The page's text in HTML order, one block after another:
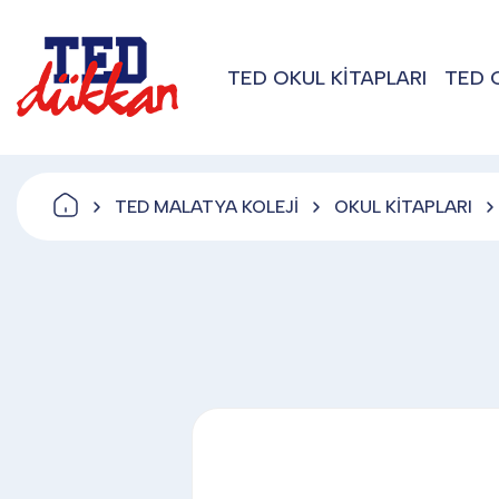
TED OKUL KİTAPLARI TED
TED MALATYA KOLEJİ OKUL KİTAPLARI